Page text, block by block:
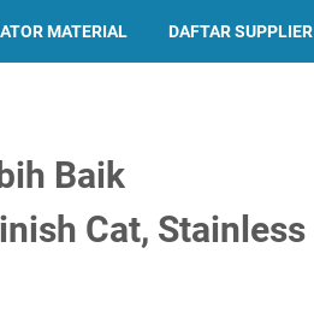
MATERIAL DAFTAR SUPPLIER
Baik
Cat, Stainless